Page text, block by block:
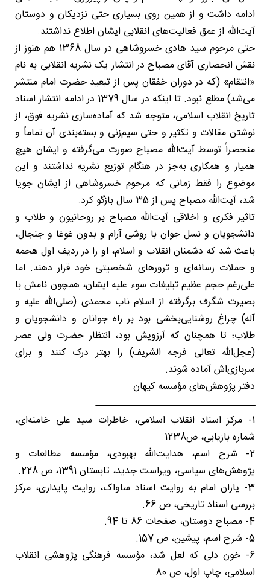
ادامه داشت و از همین روی بسیاری حتی نزدیکان و دوستان
آیت‌الله از عمق فعالیت‌های انقلابی ایشان اطلاع نداشتند.
حتی مرحوم سید هادی خسروشاهی در سال 1368 هم هنوز از
نقش انحصاری آقای مصباح در انتشار یک نشریه انقلابی به نام
«انتقام» (که در دوران خفقان پس از تبعید حضرت امام منتشر
می‌شد) مطلع نبود. تا اینکه در سال 1379 در ادامه انتشار اسناد
تاریخ انقلاب اسلامی، متوجه شد که آماده‌سازی نشریه فوق، از
نوشتن مقالات و تکثیر و حتی سیم‌زنی و بسته‌بندی آن تماماً و
منحصراً توسط آیت‌الله مصباح صورت می‌گرفته و ایشان هیچ
همیار و همکاری به‌جز در هنگام توزیع نشریه نداشتند و این
موضوع را فقط زمانی که مرحوم خسروشاهی از ایشان جویا
شد، آیت‌الله مصباح پس از 35 سال بازگو کرد.
تاثیر فکری و اخلاقی آیت‌الله مصباح بر روحانیون و طلاب و
دانشجویان و نسل جوان با روشی آرام و بدون غوغا و جنجال،
باعث شد که دشمنان انقلاب و اسلام، او را در ردیف اول هجمه
و حملات رسانه‌ای و ترورهای شخصیتی خود قرار دهند. اما
علی‌رغم حجم عظیم تبلیغات سوء علیه ایشان، همچون نامش با
بصیرت شگرف برگرفته از اسلام ناب محمدی (صلی‌الله علیه و
آله) چراغ روشنایی‌بخشی بود بر راه جوانان و دانشجویان و
طلاب؛ تا همچنان که آرزویش بود، انتظار حضرت ولی عصر
(عجل‌الله تعالی فرجه الشریف) را بهتر درک کنند و برای
سربازی‌اش آماده شوند.
دفتر پژوهش‌های مؤسسه کیهان
ــــــــــــــــــــــــــــــــــــــــــــ
1- مرکز اسناد انقلاب اسلامی، خاطرات سید علی خامنه‌ای،
شماره بازیابی، ص1238.
2- شرح اسم، هدایت‌الله بهبودی، مؤسسه مطالعات و
پژوهش‌های سیاسی، ویراست جدید، تابستان 1391، ص 228.
3- یاران امام به روایت اسناد ساواک، روایت پایداری، مرکز
بررسی اسناد تاریخی، ص 66.
4- مصباح دوستان، صفحات 86 تا 94.
5- شرح اسم، پیشین، ص 157.
6- خون دلی که لعل شد، مؤسسه فرهنگی پژوهشی انقلاب
اسلامی، چاپ اول، ص 80.